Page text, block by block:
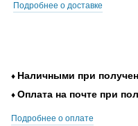
Подробнее о доставке
♦ Наличными при
♦ Оплата на почте при
Подробнее о оплате